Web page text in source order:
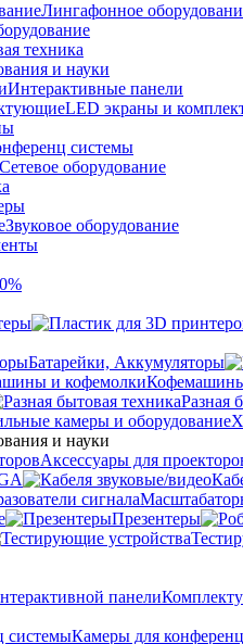
Лингафонное
техника
и науки
Интерактивные панели
LED экраны и
системы
Сетевое оборудование
Звуковое оборудование
Батарейки, Аккумуляторы
Разная
и науки
Аксессуары для
Презентеры
Камеры для